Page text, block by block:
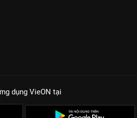
dụng VieON tại